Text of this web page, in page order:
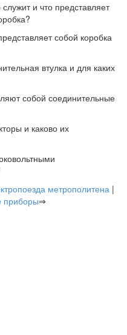
и что представляет
собой коробка
втулка и для каких
собой соединительные
и каково их
метрополитена |
приборы⇒